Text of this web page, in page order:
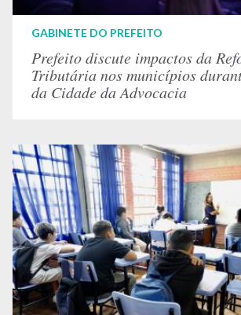
GABINETE DO PREFEITO
Prefeito discute impactos da
Tributária nos municípios
da Cidade da Advocacia